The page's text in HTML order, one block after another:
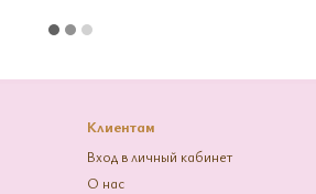
Клиентам
Вход в личный кабинет
О нас